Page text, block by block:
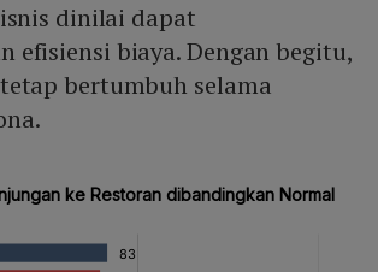
dinilai dapat
efisiensi biaya. Dengan begitu,
bertumbuh selama